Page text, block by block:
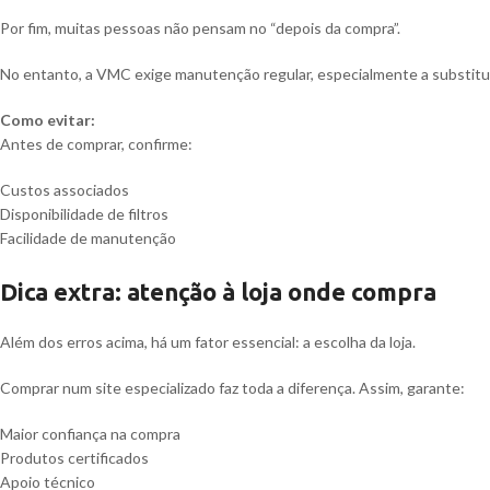
Por fim, muitas pessoas não pensam no “depois da compra”.
No entanto, a VMC exige manutenção regular, especialmente a
Como evitar:
Antes de comprar, confirme:
Custos associados
Disponibilidade de filtros
Facilidade de manutenção
Dica extra: atenção à loja onde compra
Além dos erros acima, há um fator essencial: a escolha da loja.
Comprar num site especializado faz toda a diferença. Assim, garante:
Maior confiança na compra
Produtos certificados
Apoio técnico